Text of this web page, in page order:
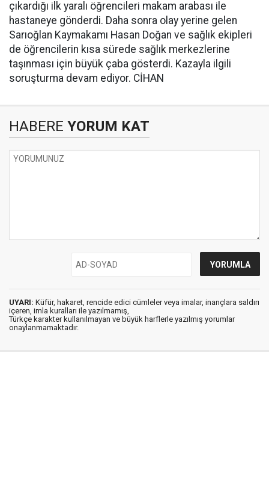
çıkardığı ilk yaralı öğrencileri makam arabası ile
hastaneye gönderdi. Daha sonra olay yerine gelen
Sarıoğlan Kaymakamı Hasan Doğan ve sağlık ekipleri
de öğrencilerin kısa sürede sağlık merkezlerine
taşınması için büyük çaba gösterdi. Kazayla ilgili
soruşturma devam ediyor. CİHAN
HABERE YORUM KAT
UYARI: Küfür, hakaret, rencide edici cümleler veya imalar, inançlara saldırı
içeren, imla kuralları ile yazılmamış,
Türkçe karakter kullanılmayan ve büyük harflerle yazılmış yorumlar
onaylanmamaktadır.